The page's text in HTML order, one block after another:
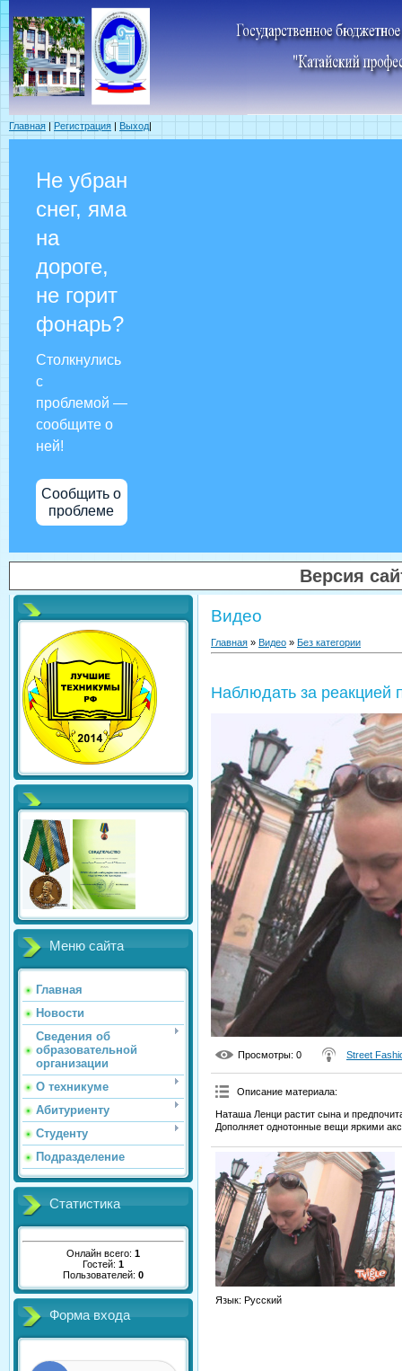
Главная | Регистрация | Выход|
Не убран
снег, яма
на
дороге,
не горит
фонарь?
Столкнулись
с
проблемой —
сообщите о
ней!
Сообщить о
проблеме
Версия
Меню сайта
Главная
Новости
Сведения об
образовательной
организации
О техникуме
Абитуриенту
Студенту
Подразделение
Статистика
Онлайн всего: 1
Гостей: 1
Пользователей: 0
Форма входа
Видео
Главная » Видео » Без категории
Наблюдать за реакцией
Просмотры: 0 Street
Описание материала:
Наташа Ленци растит сына и
Дополняет однотонные вещи яркими
Язык: Русский